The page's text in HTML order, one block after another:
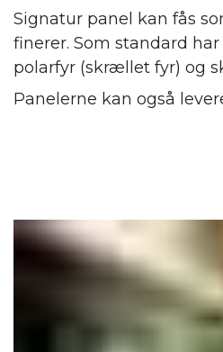
Signatur panel kan fås
finerer. Som standard
polarfyr (skrællet fyr) og
Panelerne kan også